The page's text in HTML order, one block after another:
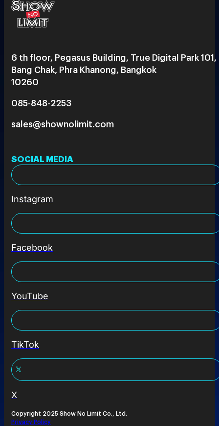
6 th floor, Pegasus Building, True Digital Park 101,
Bang Chak, Phra Khanong, Bangkok
10260
085-848-2253
sales@shownolimit.com
SOCIAL MEDIA
Instagram
Facebook
YouTube
TikTok
X
Copyright 2025 Show No Limit Co., Ltd.
Privacy Policy